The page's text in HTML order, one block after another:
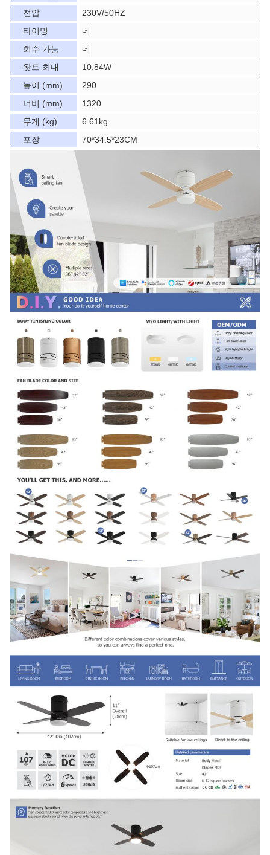
전압
230V/50HZ
타이밍
네
회수 가능
네
왓트 최대
10.84W
높이 (mm)
290
너비 (mm)
1320
무게 (kg)
6.61kg
포장
70*34.5*23CM